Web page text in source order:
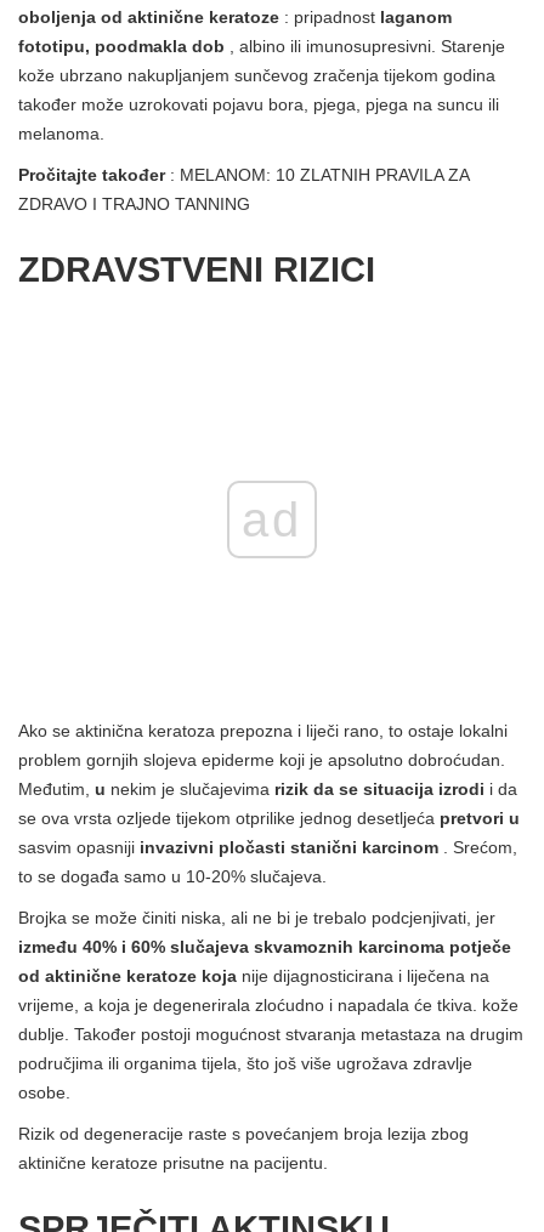
oboljenja od aktinične keratoze : pripadnost laganom
fototipu, poodmakla dob , albino ili imunosupresivni. Starenje
kože ubrzano nakupljanjem sunčevog zračenja tijekom godina
također može uzrokovati pojavu bora, pjega, pjega na suncu ili
melanoma.
Pročitajte također: MELANOM: 10 ZLATNIH PRAVILA ZA
ZDRAVO I TRAJNO TANNING
ZDRAVSTVENI RIZICI
ad
Ako se aktinična keratoza prepozna i liječi rano, to ostaje lokalni
problem gornjih slojeva epiderme koji je apsolutno dobroćudan.
Međutim, u nekim je slučajevima rizik da se situacija izrodi i da
se ova vrsta ozljede tijekom otprilike jednog desetljeća pretvori u
sasvim opasniji invazivni pločasti stanični karcinom . Srećom,
to se događa samo u 10-20% slučajeva.
Brojka se može činiti niska, ali ne bi je trebalo podcjenjivati, jer
između 40% i 60% slučajeva skvamoznih karcinoma potječe
od aktinične keratoze koja nije dijagnosticirana i liječena na
vrijeme, a koja je degenerirala zloćudno i napadala će tkiva. kože
dublje. Također postoji mogućnost stvaranja metastaza na drugim
područjima ili organima tijela, što još više ugrožava zdravlje
osobe.
Rizik od degeneracije raste s povećanjem broja lezija zbog
aktinične keratoze prisutne na pacijentu.